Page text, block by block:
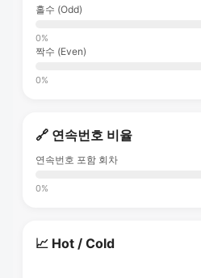
홀수 (Odd)
0%
짝수 (Even)
0%
🔗 연속번호 비율
연속번호 포함 회차
0%
📈 Hot / Cold